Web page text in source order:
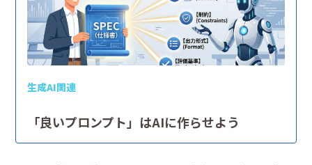
生成AI関連
「良いプロンプト」はAIに作らせよう